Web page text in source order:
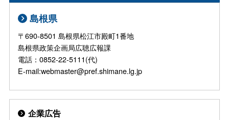
島根県
〒690-8501 島根県松江市殿町1番地
島根県政策企画局広聴広報課
電話：0852-22-5111(代)
E-mail:webmaster@pref.shimane.lg.jp
企業広告